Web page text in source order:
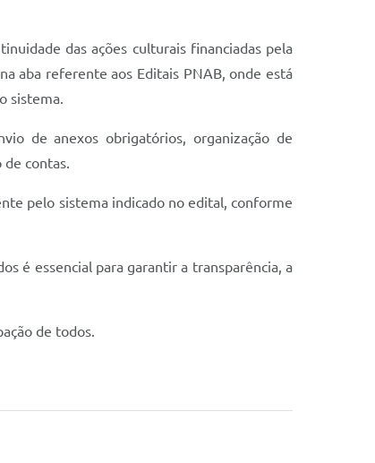
das ações culturais financiadas pela
aba referente aos Editais PNAB, onde está
sistema.
de anexos obrigatórios, organização de
contas.
pelo sistema indicado no edital, conforme
é essencial para garantir a transparência, a
de todos.